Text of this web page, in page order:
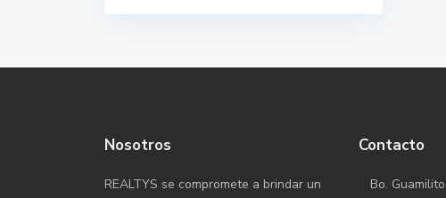
Nosotros
REALTYS se compromete a brindar un
Contacto
Bo.